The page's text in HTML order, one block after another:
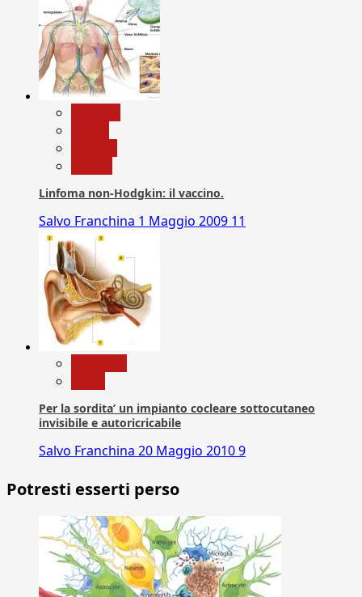
Linfoma non-Hodgkin: il vaccino.
Salvo Franchina 1 Maggio 2009 11
Per la sordita’ un impianto cocleare sottocutaneo
invisibile e autoricricabile
Salvo Franchina 20 Maggio 20109
Potresti esserti perso